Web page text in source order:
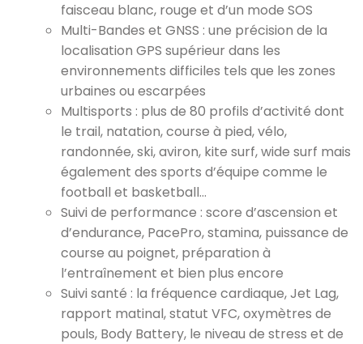
faisceau blanc, rouge et d’un mode SOS
Multi-Bandes et GNSS : une précision de la
localisation GPS supérieur dans les
environnements difficiles tels que les zones
urbaines ou escarpées
Multisports : plus de 80 profils d’activité dont
le trail, natation, course à pied, vélo,
randonnée, ski, aviron, kite surf, wide surf mais
également des sports d’équipe comme le
football et basketball…
Suivi de performance : score d’ascension et
d’endurance, PacePro, stamina, puissance de
course au poignet, préparation à
l’entraînement et bien plus encore
Suivi santé : la fréquence cardiaque, Jet Lag,
rapport matinal, statut VFC, oxymètres de
pouls, Body Battery, le niveau de stress et de